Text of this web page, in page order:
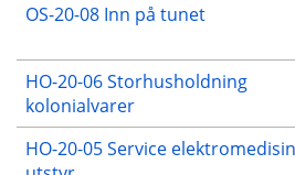
OS-20-08 Inn på tunet
HO-20-06 Storhusholdning
kolonialvarer
HO-20-05 Service